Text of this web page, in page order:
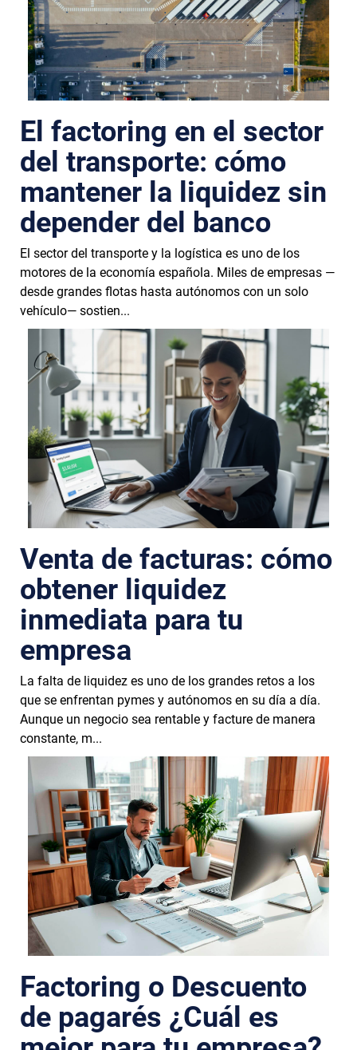
El factoring en el sector
del transporte: cómo
mantener la liquidez sin
depender del banco
El sector del transporte y la logística es uno de los
motores de la economía española. Miles de empresas —
desde grandes flotas hasta autónomos con un solo
vehículo— sostien...
Venta de facturas: cómo
obtener liquidez
inmediata para tu
empresa
La falta de liquidez es uno de los grandes retos a los
que se enfrentan pymes y autónomos en su día a día.
Aunque un negocio sea rentable y facture de manera
constante, m...
Factoring o Descuento
de pagarés ¿Cuál es